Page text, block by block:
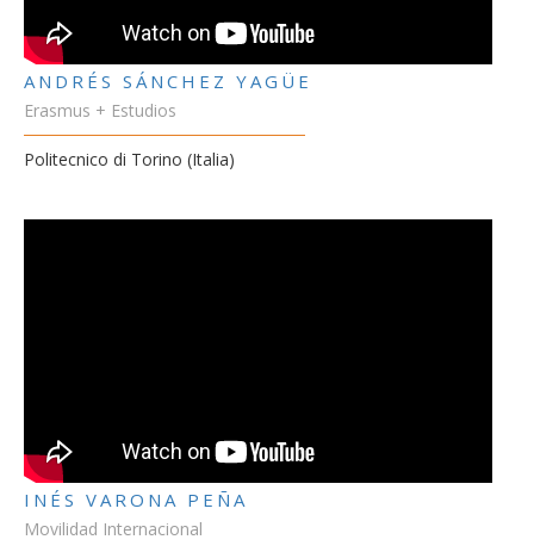
ANDRÉS SÁNCHEZ YAGÜE
Erasmus + Estudios
Politecnico di Torino (Italia)
INÉS VARONA PEÑA
Movilidad Internacional